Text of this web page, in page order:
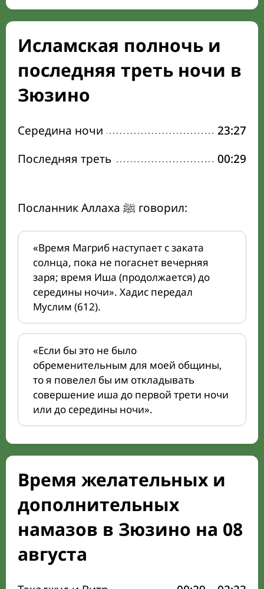
Исламская полночь и
последняя треть ночи в
Зюзино
Середина ночи
23:27
Последняя треть
00:29
Посланник Аллаха ﷺ говорил:
«Время Магриб наступает с заката
солнца, пока не погаснет вечерняя
заря; время Иша (продолжается) до
середины ночи». Хадис передал
Муслим (612).
«Если бы это не было
обременительным для моей общины,
то я повелел бы им откладывать
совершение иша до первой трети ночи
или до середины ночи».
Время желательных и
дополнительных
намазов в Зюзино на 08
августа